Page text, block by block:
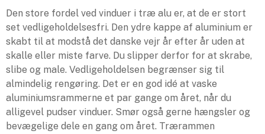
Den store fordel ved vinduer i træ alu er, at de er stort
set vedligeholdelsesfri. Den ydre kappe af aluminium er
skabt til at modstå det danske vejr år efter år uden at
skalle eller miste farve. Du slipper derfor for at skrabe,
slibe og male. Vedligeholdelsen begrænser sig til
almindelig rengøring. Det er en god idé at vaske
aluminiumsrammerne et par gange om året, når du
alligevel pudser vinduer. Smør også gerne hængsler og
bevægelige dele en gang om året. Trærammen